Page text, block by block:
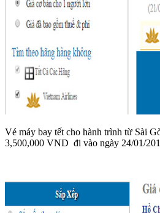
Vé máy bay tết cho hành trình từ Sài
3,500,000 VND đi vào ngày 24/01/